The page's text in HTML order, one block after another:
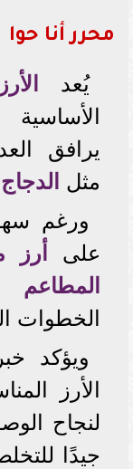
محرر أنا حوا
يُعد
الأساسية
يرافق
مثل الدجاج
ورغم
على
أرز
المطاعم
الخطوات
ويؤكد
الأرز
لنجاح
جيدًا